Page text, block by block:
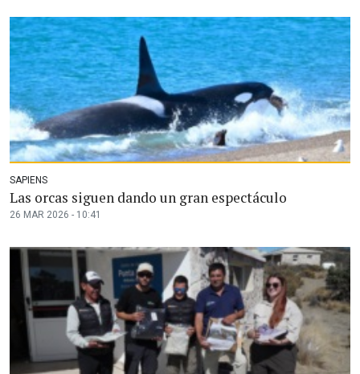
SAPIENS
Las orcas siguen dando un gran espectáculo
26 MAR 2026 - 10:41